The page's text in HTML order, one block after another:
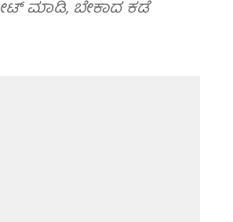
ಮಾಡಿ, ಬೇಕಾದ ಕಡೆ